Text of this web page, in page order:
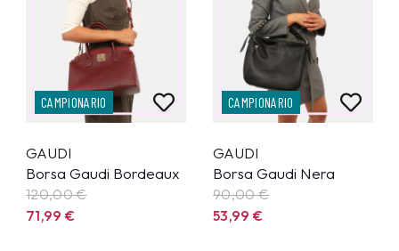
CAMPIONARIO
GAUDI
Borsa Gaudi Bordeaux
120,00 €
71,99€
CAMPIONARIO
GAUDI
Borsa Gaudi Nera
90,00 €
53,99€